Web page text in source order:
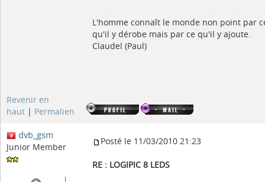
L'homme connaît le monde non point par
qu'il y dérobe mais par ce qu'il y ajoute.
Claudel (Paul)
Revenir en
haut | Permalien
dvb_gsm
Junior Member
Posté le 11/03/2010 21:23
RE : LOGIPIC 8 LEDS